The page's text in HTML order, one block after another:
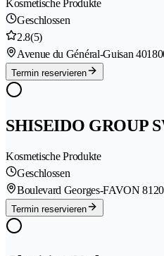
Kosmetische Produkte
Geschlossen
2.8(5)
Avenue du Général-Guisan 40
Termin reservieren
SHISEIDO GROUP
Kosmetische Produkte
Geschlossen
Boulevard Georges-FAVON 8
Termin reservieren